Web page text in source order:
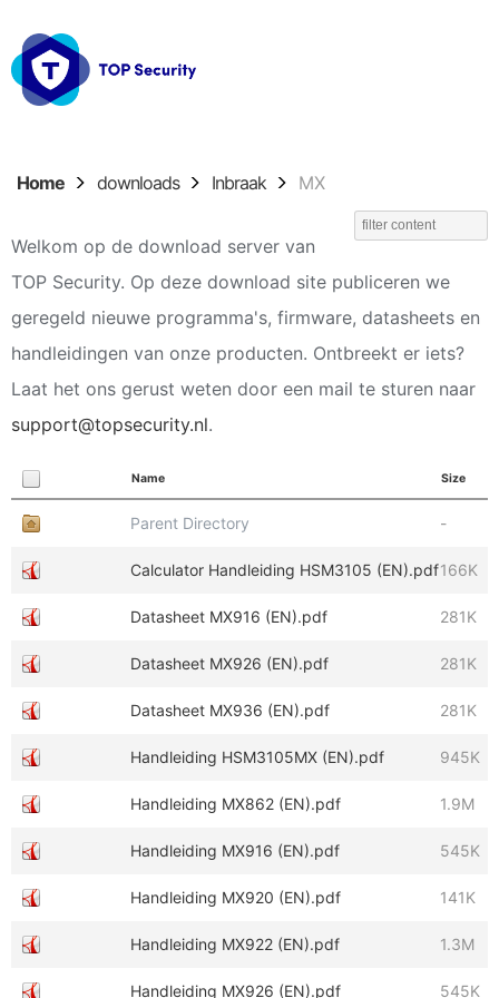
Home downloads Inbraak MX
Welkom op de download server van
TOP Security. Op deze download site publiceren we
geregeld nieuwe programma's, firmware, datasheets en
handleidingen van onze producten. Ontbreekt er iets?
Laat het ons gerust weten door een mail te sturen naar
support@topsecurity.nl.
Name Size
Parent Directory -
Calculator Handleiding HSM3105 (EN).pdf166K
Datasheet MX916 (EN).pdf 281K
Datasheet MX926 (EN).pdf 281K
Datasheet MX936 (EN).pdf 281K
Handleiding HSM3105MX (EN).pdf 945K
Handleiding MX862 (EN).pdf 1.9M
Handleiding MX916 (EN).pdf 545K
Handleiding MX920 (EN).pdf 141K
Handleiding MX922 (EN).pdf 1.3M
Handleiding MX926 (EN).pdf 545K